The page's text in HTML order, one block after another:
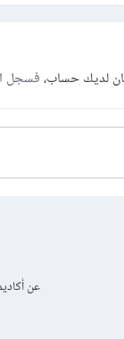
لديك حساب،فسجل
عن